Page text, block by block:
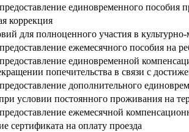
единовременного пособия
коррекция
для полноценного участия в
ежемесячного пособия на
единовременной
попечительства в связи с
дополнительного
условии постоянного проживания на
ежемесячной
сертификата на оплату проезда